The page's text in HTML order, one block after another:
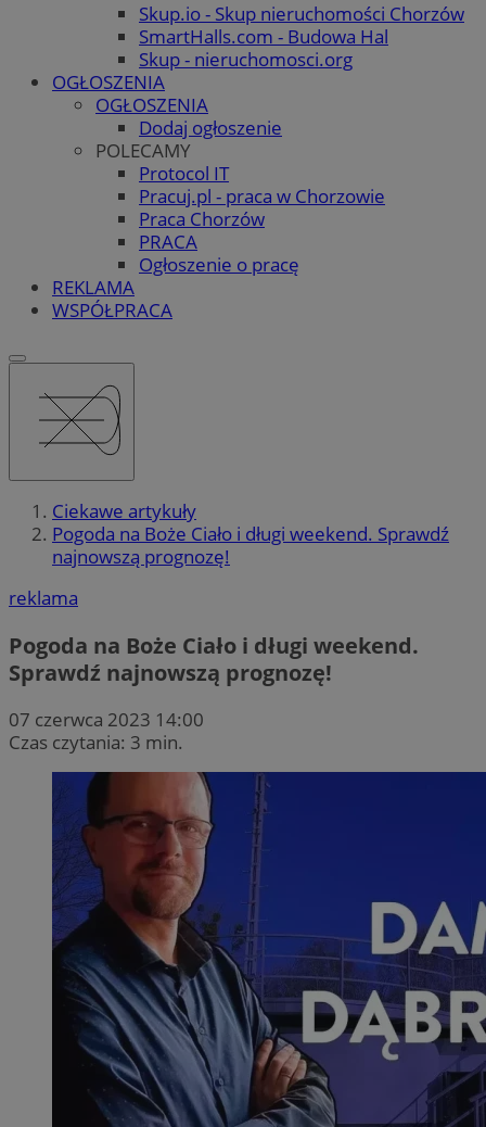
Skup.io - Skup nieruchomości Chorzów
SmartHalls.com - Budowa Hal
Skup - nieruchomosci.org
OGŁOSZENIA
OGŁOSZENIA
Dodaj ogłoszenie
POLECAMY
Protocol IT
Pracuj.pl - praca w Chorzowie
Praca Chorzów
PRACA
Ogłoszenie o pracę
REKLAMA
WSPÓŁPRACA
Ciekawe artykuły
Pogoda na Boże Ciało i długi weekend. Sprawdź
najnowszą prognozę!
reklama
Pogoda na Boże Ciało i długi weekend.
Sprawdź najnowszą prognozę!
07 czerwca 2023 14:00
Czas czytania: 3 min.